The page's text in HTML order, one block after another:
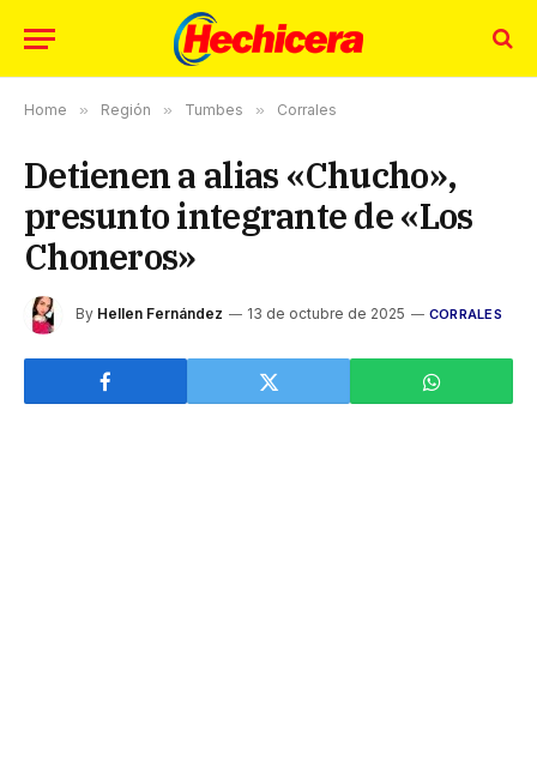
Home » Región » Tumbes » Corrales
Detienen a alias «Chucho»,
presunto integrante de «Los
Choneros»
By Hellen Fernández 13 de octubre de 2025 CORRALES